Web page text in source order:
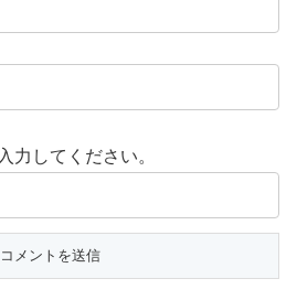
力してください。